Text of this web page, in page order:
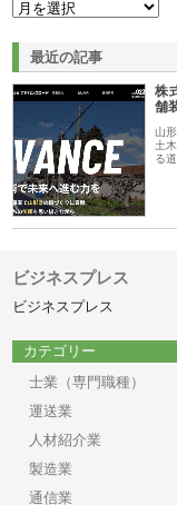
最近の記事
株
舗
山
土
る
ビジネスプレス
ビジネスプレス
カテゴリー
士業（専門職種）
運送業
人材紹介業
製造業
通信業